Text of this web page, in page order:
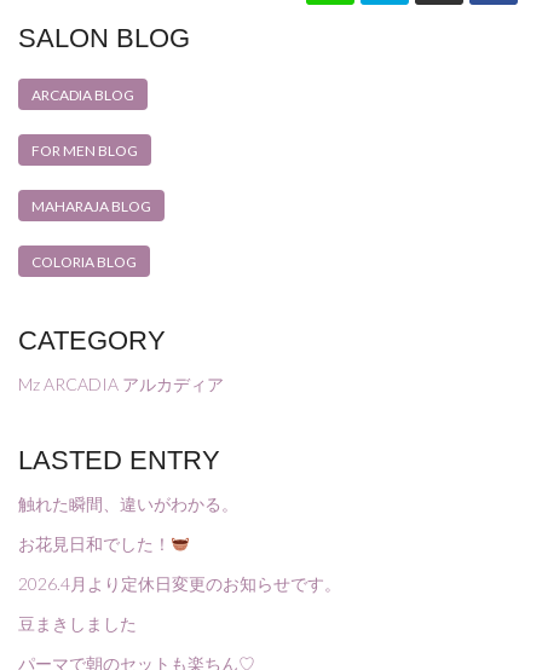
SALON BLOG
ARCADIA BLOG
FOR MEN BLOG
MAHARAJA BLOG
COLORIA BLOG
CATEGORY
Mz ARCADIA アルカディア
LASTED ENTRY
触れた瞬間、違いがわかる。
お花見日和でした！
2026.4月より定休日変更のお知らせです。
豆まきしました
パーマで朝のセットも楽ちん♡